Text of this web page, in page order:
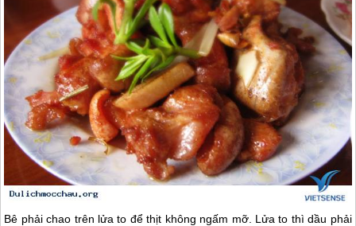
Bê phải chao trên lửa to để thịt không ngấm mỡ. Lửa to thì dầu phải